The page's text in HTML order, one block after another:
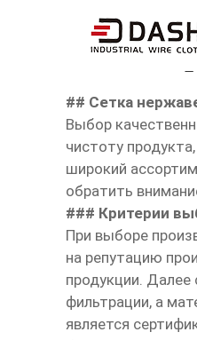
сетка
## Сетка
Выбор
чистоту
широкий
обратить
### Критерии
При выборе
на репутацию
продукции. Далее
фильтрации, а
является